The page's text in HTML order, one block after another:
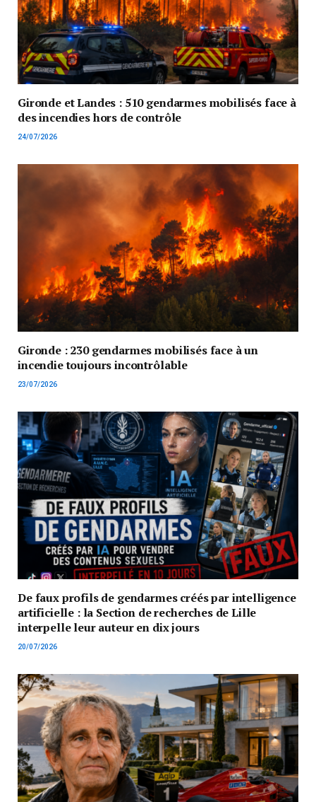
Gironde et Landes : 510 gendarmes mobilisés face à
des incendies hors de contrôle
24/07/2026
Gironde : 230 gendarmes mobilisés face à un
incendie toujours incontrôlable
23/07/2026
De faux profils de gendarmes créés par intelligence
artificielle : la Section de recherches de Lille
interpelle leur auteur en dix jours
20/07/2026